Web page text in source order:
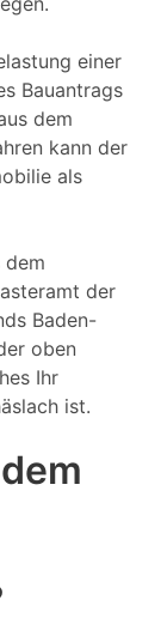
einer
Bauantrags
dem
kann der
als
dem
der
Baden-
oben
Ihr
ist.